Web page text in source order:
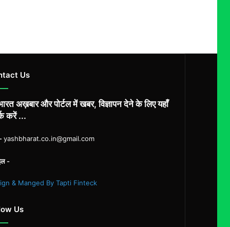
Us
अख़बार और पोर्टल में खबर, विज्ञापन देने के लिए यहाँ
करें ...
yashbharat.co.in@gmail.com
-
& Manged By Tapti Finteck
Us